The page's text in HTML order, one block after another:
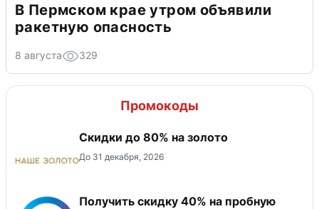
В Пермском крае утром объявили
ракетную опасность
8 августа 329
Промокоды
Скидки до 80% на золото
До 31 декабря, 2026
Получить скидку 40% на пробную